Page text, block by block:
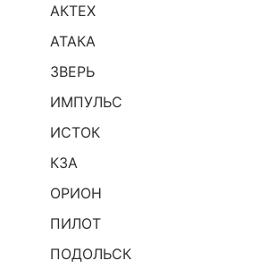
АКТЕХ
АТАКА
ЗВЕРЬ
ИМПУЛЬС
ИСТОК
КЗА
ОРИОН
ПИЛОТ
ПОДОЛЬСК